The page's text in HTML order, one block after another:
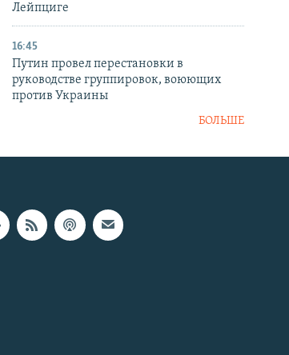
Лейпциге
16:45
Путин провел перестановки в
руководстве группировок, воюющих
против Украины
БОЛЬШЕ